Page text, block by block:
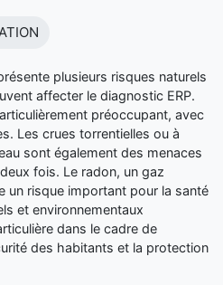
plusieurs risques naturels
affecter le diagnostic ERP.
préoccupant, avec
Les crues torrentielles ou à
sont également des menaces
fois. Le radon, un gaz
un risque important pour la santé
et environnementaux
dans le cadre de
des habitants et la protection